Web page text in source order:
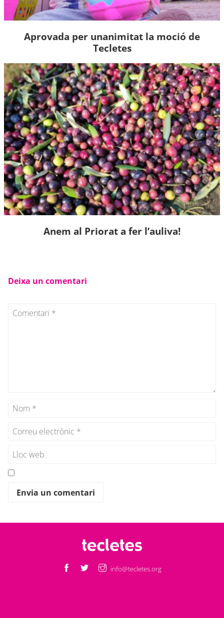
Aprovada per unanimitat la moció de
Tecletes
Anem al Priorat a fer l’auliva!
Deixa un comentari
info@tecletes.org